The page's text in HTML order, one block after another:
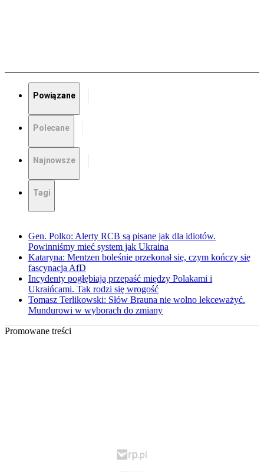
Powiązane
Polecane
Najnowsze
Tagi
Gen. Polko: Alerty RCB są pisane jak dla idiotów.
Powinniśmy mieć system jak Ukraina
Kataryna: Mentzen boleśnie przekonał się, czym kończy się
fascynacja AfD
Incydenty pogłębiają przepaść między Polakami i
Ukraińcami. Tak rodzi się wrogość
Tomasz Terlikowski: Słów Brauna nie wolno lekceważyć.
Mundurowi w wyborach do zmiany
Promowane treści